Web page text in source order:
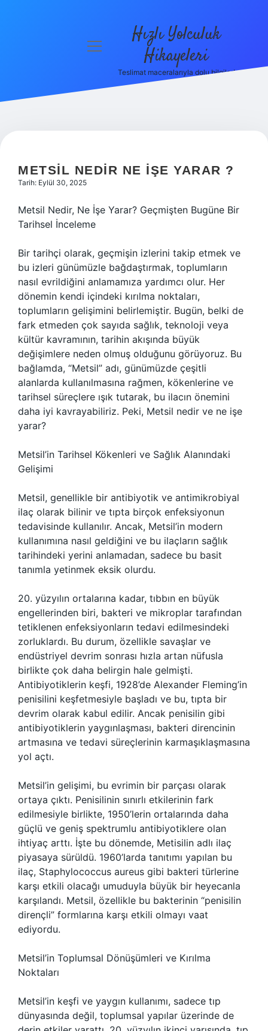
Hakkımızda
menüyü
Hızlı Yolculuk
Hikayeleri
Teslimat maceralarıyla dolu bilgiler!
METSIL NEDIR NE IŞE YARAR ?
Tarih: Eylül 30, 2025
Metsil Nedir, Ne İşe Yarar? Geçmişten Bugüne Bir
Tarihsel İnceleme
Bir tarihçi olarak, geçmişin izlerini takip etmek ve
bu izleri günümüzle bağdaştırmak, toplumların
nasıl evrildiğini anlamamıza yardımcı olur. Her
dönemin kendi içindeki kırılma noktaları,
toplumların gelişimini belirlemiştir. Bugün, belki de
fark etmeden çok sayıda sağlık, teknoloji veya
kültür kavramının, tarihin akışında büyük
değişimlere neden olmuş olduğunu görüyoruz. Bu
bağlamda, “Metsil” adı, günümüzde çeşitli
alanlarda kullanılmasına rağmen, kökenlerine ve
tarihsel süreçlere ışık tutarak, bu ilacın önemini
daha iyi kavrayabiliriz. Peki, Metsil nedir ve ne işe
yarar?
Metsil’in Tarihsel Kökenleri ve Sağlık Alanındaki
Gelişimi
Metsil, genellikle bir antibiyotik ve antimikrobiyal
ilaç olarak bilinir ve tıpta birçok enfeksiyonun
tedavisinde kullanılır. Ancak, Metsil’in modern
kullanımına nasıl geldiğini ve bu ilaçların sağlık
tarihindeki yerini anlamadan, sadece bu basit
tanımla yetinmek eksik olurdu.
20. yüzyılın ortalarına kadar, tıbbın en büyük
engellerinden biri, bakteri ve mikroplar tarafından
tetiklenen enfeksiyonların tedavi edilmesindeki
zorluklardı. Bu durum, özellikle savaşlar ve
endüstriyel devrim sonrası hızla artan nüfusla
birlikte çok daha belirgin hale gelmişti.
Antibiyotiklerin keşfi, 1928’de Alexander Fleming’in
penisilini keşfetmesiyle başladı ve bu, tıpta bir
devrim olarak kabul edilir. Ancak penisilin gibi
antibiyotiklerin yaygınlaşması, bakteri direncinin
artmasına ve tedavi süreçlerinin karmaşıklaşmasına
yol açtı.
Metsil’in gelişimi, bu evrimin bir parçası olarak
ortaya çıktı. Penisilinin sınırlı etkilerinin fark
edilmesiyle birlikte, 1950’lerin ortalarında daha
güçlü ve geniş spektrumlu antibiyotiklere olan
ihtiyaç arttı. İşte bu dönemde, Metisilin adlı ilaç
piyasaya sürüldü. 1960’larda tanıtımı yapılan bu
ilaç, Staphylococcus aureus gibi bakteri türlerine
karşı etkili olacağı umuduyla büyük bir heyecanla
karşılandı. Metsil, özellikle bu bakterinin “penisilin
dirençli” formlarına karşı etkili olmayı vaat
ediyordu.
Metsil’in Toplumsal Dönüşümleri ve Kırılma
Noktaları
Metsil’in keşfi ve yaygın kullanımı, sadece tıp
dünyasında değil, toplumsal yapılar üzerinde de